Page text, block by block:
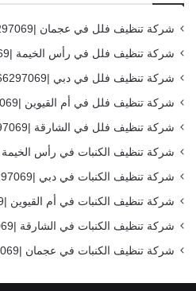
شركة تنظيف فلل في عجمان |0566297069
شركة تنظيف فلل في رأس الخيمة |0566297069
شركة تنظيف فلل في دبي |0566297069
شركة تنظيف فلل في أم القيوين |0566297069
شركة تنظيف فلل في الشارقة |0566297069
شركة تنظيف الكنبات في رأس الخيمة |0566297069
شركة تنظيف الكنبات في دبي |0566297069
شركة تنظيف الكنبات في أم القيوين |0566297069
شركة تنظيف الكنبات في الشارقة |0566297069
شركة تنظيف الكنبات في عجمان |0566297069